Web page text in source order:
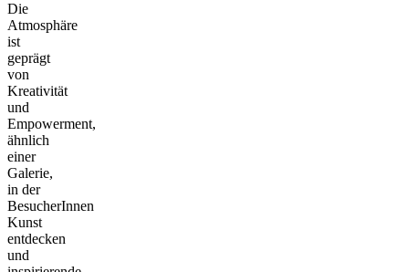
Die
Atmosphäre
ist
geprägt
von
Kreativität
und
Empowerment,
ähnlich
einer
Galerie,
in der
BesucherInnen
Kunst
entdecken
und